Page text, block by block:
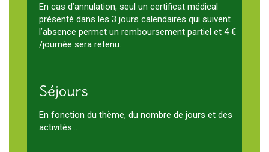
En cas d’annulation, seul un certificat médical
présenté dans les 3 jours calendaires qui suivent
l’absence permet un remboursement partiel et 4 €
/journée sera retenu.
Séjours
En fonction du thème, du nombre de jours et des
activités…